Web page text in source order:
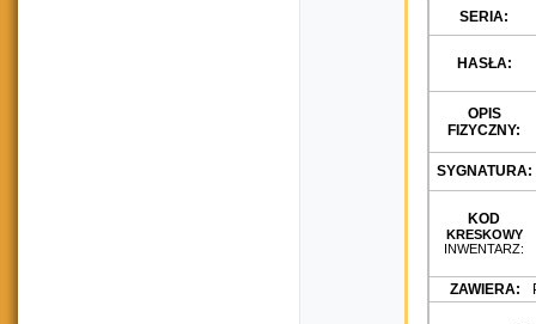
SERIA:
HASŁA:
OPIS
FIZYCZNY:
SYGNATURA:
KOD
KRESKOWY
INWENTARZ:
ZAWIERA: